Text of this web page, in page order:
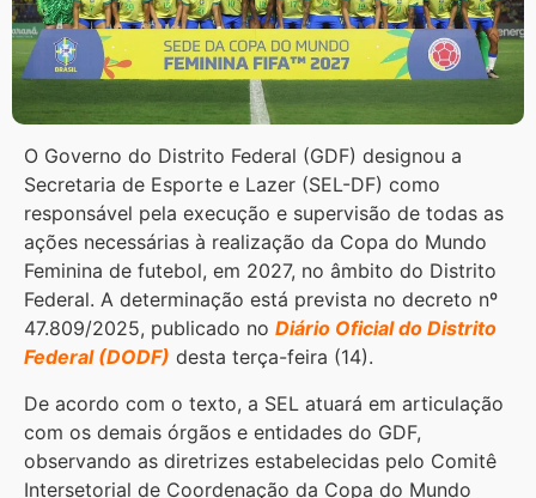
O Governo do Distrito Federal (GDF) designou a
Secretaria de Esporte e Lazer (SEL-DF) como
responsável pela execução e supervisão de todas as
ações necessárias à realização da Copa do Mundo
Feminina de futebol, em 2027, no âmbito do Distrito
Federal. A determinação está prevista no decreto nº
47.809/2025, publicado no Diário Oficial do Distrito
Federal (DODF) desta terça-feira (14).
De acordo com o texto, a SEL atuará em articulação
com os demais órgãos e entidades do GDF,
observando as diretrizes estabelecidas pelo Comitê
Intersetorial de Coordenação da Copa do Mundo